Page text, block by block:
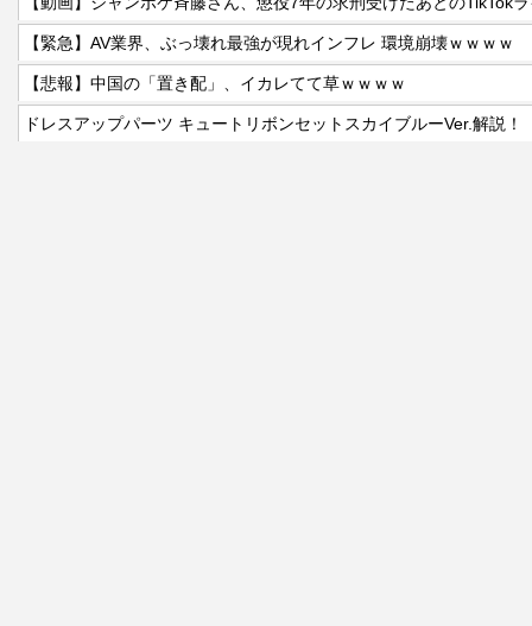
【緊急】AV業界、ぶっ壊れ最強が現れインフレ 環境崩壊ｗｗｗｗ
【悲報】中国の「置き配」、イカレてて草ｗｗｗｗ
ドレスアップパーツ キュートリボンセットスカイブルーVer.解説！